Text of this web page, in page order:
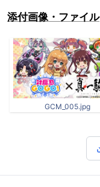
添付画像・ファイル
GCM_005.jpg